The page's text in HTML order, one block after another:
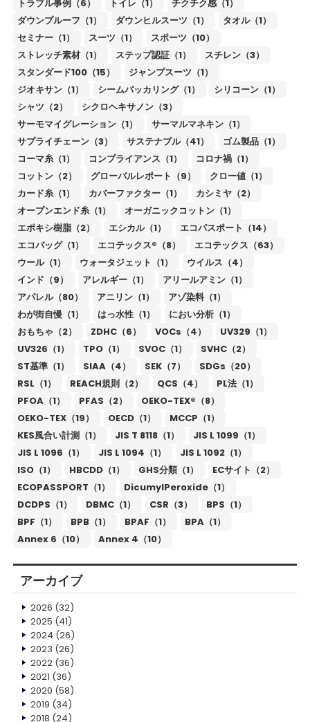
トラブル事例（6） トイレ（1）
チクチク感（1）
ダウンプルーフ（1）
ダウンヒルスーツ（1）
タオル（1）
セミナー（1）
スーツ（1）
スポーツ（10）
ストレッチ素材（1）
ステップ認証（1）
スチレン（3）
スタンダード100（15）
ジャンプスーツ（1）
ジオキサン（1）
シームパッカリング（1）
シリコーン（1）
シャツ（2）
シクロヘキサノン（3）
サーモマイグレーション（1）
サーマルマネキン（1）
サプライチェーン（3）
サステナブル（41）
ゴム製品（1）
コーマ糸（1）
コンプライアンス（1）
コロナ禍（1）
コットン（2）
グローバルレポート（9）
クロー値（1）
カード糸（1）
カバーファクター（1）
カシミヤ（2）
オープンエンド糸（1）
オーガニックコットン（1）
エポキシ樹脂（2）
エシカル（1）
エコパスポート（14）
エコバッグ（1）
エコテックス®（8）
エコテックス（63）
ウール（1）
ウォータジェット（1）
ウイルス（4）
インド（9）
アレルギー（1）
アリールアミン（1）
アパレル（80）
アニリン（1）
アゾ染料（1）
わが街自慢（1）
はっ水性（1）
におい分析（1）
おもちゃ（2）
ZDHC（6） VOCs（4）
UV329（1）
UV326（1）
TPO（1） SVOC（1）
SVHC（2）
ST基準（1）
SIAA（4） SEK（7）
SDGs（20）
RSL（1）
REACH規則（2） QCS（4）
PL法（1）
PFOA（1）
PFAS（2）
OEKO-TEX®（8）
OEKO-TEX（19）
OECD（1）
MCCP（1）
KES風合い計測（1）
JIS T 8118（1）
JIS L 1099（1）
JIS L 1096（1）
JIS L 1094（1）
JIS L 1092（1）
ISO（1）
HBCDD（1） GHS分類（1）
ECサイト（2）
ECOPASSPORT（1）
DicumylPeroxide（1）
DCDPS（1）
DBMC（1） CSR（3）
BPS（1）
BPF（1）
BPB（1） BPAF（1）
BPA（1）
Annex 6（10）
Annex 4（10）
アーカイブ
2026 (32)
2025 (41)
2024 (26)
2023 (26)
2022(36)
2021 (36)
2020 (58)
2019 (34)
2018 (24)